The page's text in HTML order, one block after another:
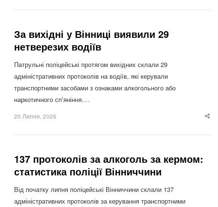
За вихідні у Вінниці виявили 29
нетверезих водіїв
Патрульні поліцейські протягом вихідних склали 29
адміністративних протоколів на водіїв, які керували
транспортними засобами з ознаками алкогольного або
наркотичного сп’яніння.…
20 Липня, 2026
137 протоколів за алкоголь за кермом:
статистика поліції Вінниччини
Від початку липня поліцейські Вінниччини склали 137
адміністративних протоколів за керування транспортними